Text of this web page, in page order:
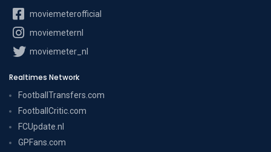
moviemeterofficial
moviemeternl
moviemeter_nl
Realtimes Network
FootballTransfers.com
FootballCritic.com
FCUpdate.nl
GPFans.com